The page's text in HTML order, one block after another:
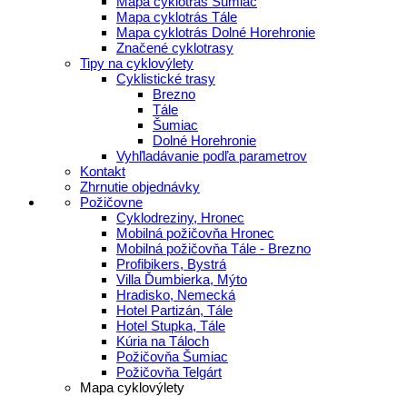
Mapa cyklotrás Tále
Mapa cyklotrás Dolné Horehronie
Značené cyklotrasy
Tipy na cyklovýlety
Cyklistické trasy
Brezno
Tále
Šumiac
Dolné Horehronie
Vyhľladávanie podľa parametrov
Kontakt
Zhrnutie objednávky
Požičovne
Cyklodreziny, Hronec
Mobilná požičovňa Hronec
Mobilná požičovňa Tále - Brezno
Profibikers, Bystrá
Villa Ďumbierka, Mýto
Hradisko, Nemecká
Hotel Partizán, Tále
Hotel Stupka, Tále
Kúria na Táloch
Požičovňa Šumiac
Požičovňa Telgárt
Mapa cyklovýlety